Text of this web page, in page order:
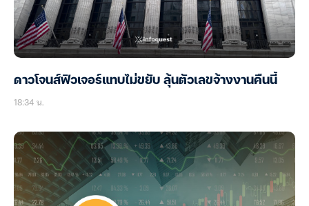
ดาวโจนส์ฟิวเจอร์แทบไม่ขยับ ลุ้นตัวเลขจ้างงานคืนนี้
18:34 น.